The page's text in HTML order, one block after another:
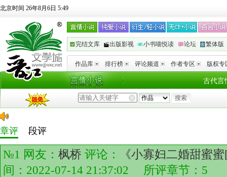
北京时间 26年8月6日 5:49
完结文库 出版影视 小书喵悦读 论坛 繁体版
作品库 排行榜 评论频道 作者专区 版权专
古代言
章评 段评
№1 网友： 枫桥 评论：
《小寡妇二婚甜蜜
间：2022-07-14 21:37:02 所评章节： 5